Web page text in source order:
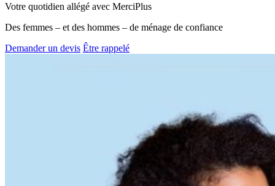
Votre quotidien allégé avec MerciPlus
Des femmes – et des hommes – de ménage de confiance
Demander un devis Être rappelé